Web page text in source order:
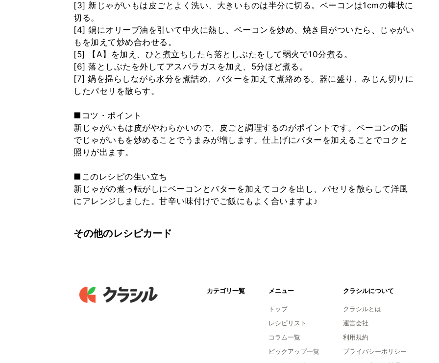
[3] 新じゃがいもは皮ごとよく洗い、大きいものは半分に切る。ベーコンは1cmの棒状に
切る。
[4] 鍋にオリーブ油を引いて中火に熱し、ベーコンを炒め、焼き目がついたら、じゃがい
もを加えて炒め合わせる。
[5] 【A】を加え、ひと煮立ちしたら落としぶたをして弱火で10分煮る。
[6] 落としぶたを外してアスパラガスを加え、5分ほど煮る。
[7] 鍋を揺らしながら水分を煮詰め、バターを加えて煮絡める。器に盛り、みじん切りに
したパセリを散らす。
■コツ・ポイント
新じゃがいもは皮がやわらかいので、皮ごと調理するのがポイントです。ベーコンの脂
でじゃがいもを炒めることでうまみが増します。仕上げにバターを加えることでコクと
照りが出ます。
■このレシピの生い立ち
新じゃがの煮っ転がしにベーコンとバターを加えてコクを出し、パセリを散らして洋風
にアレンジしました。甘辛い味付けでご飯にもよく合いますよ♪
その他のレシピカード
カテゴリ一覧 メニュー
トップ
レシピリスト
コラム一覧
ピックアップ一覧
クラシルについて
クラシルとは
運営会社
利用規約
プライバシーポリシー